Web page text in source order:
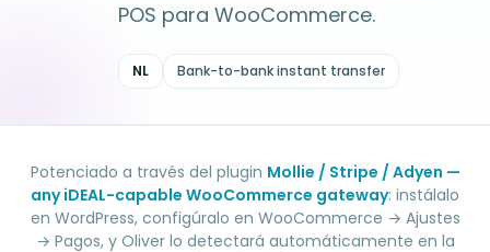
POS para WooCommerce.
NL Bank-to-bank instant transfer
Potenciado a través del plugin Mollie / Stripe / Adyen —
any iDEAL-capable WooCommerce gateway: instálalo
en WordPress, configúralo en WooCommerce → Ajustes
→ Pagos, y Oliver lo detectará automáticamente en la